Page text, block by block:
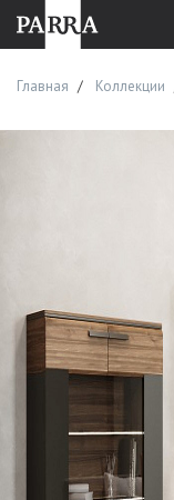
Главная Коллекции